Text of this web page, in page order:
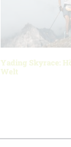
Yading Skyrace:
Welt